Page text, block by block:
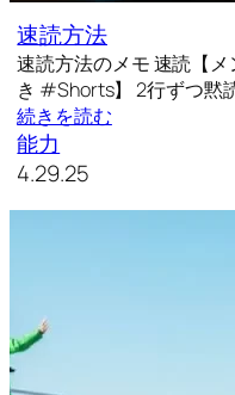
速読方法
速読方法のメモ 速読【
き #Shorts】 2行ずつ黙
続きを読む
能力
4.29.25